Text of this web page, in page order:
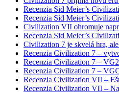
Recenzia Sid Meier’s
Recenzia Sid Meier’s
Civilization VII ohromuje
Recenzia Sid Meier’s
Civilization 7 je skvelá hra,
Recenzia Civilization 7 –
Recenzia Civilization 7 –
Recenzia Civilization 7 –
Recenzia Civilization VII –
Recenzia Civilization VII –